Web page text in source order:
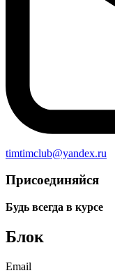
timtimclub@yandex.ru
Присоединяйся
Будь всегда в курсе
Блок
Email